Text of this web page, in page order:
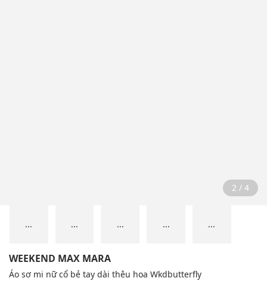
2 / 4
... ... ... ... ...
WEEKEND MAX MARA
Áo sơ mi nữ cổ bẻ tay dài thêu hoa Wkdbutterfly